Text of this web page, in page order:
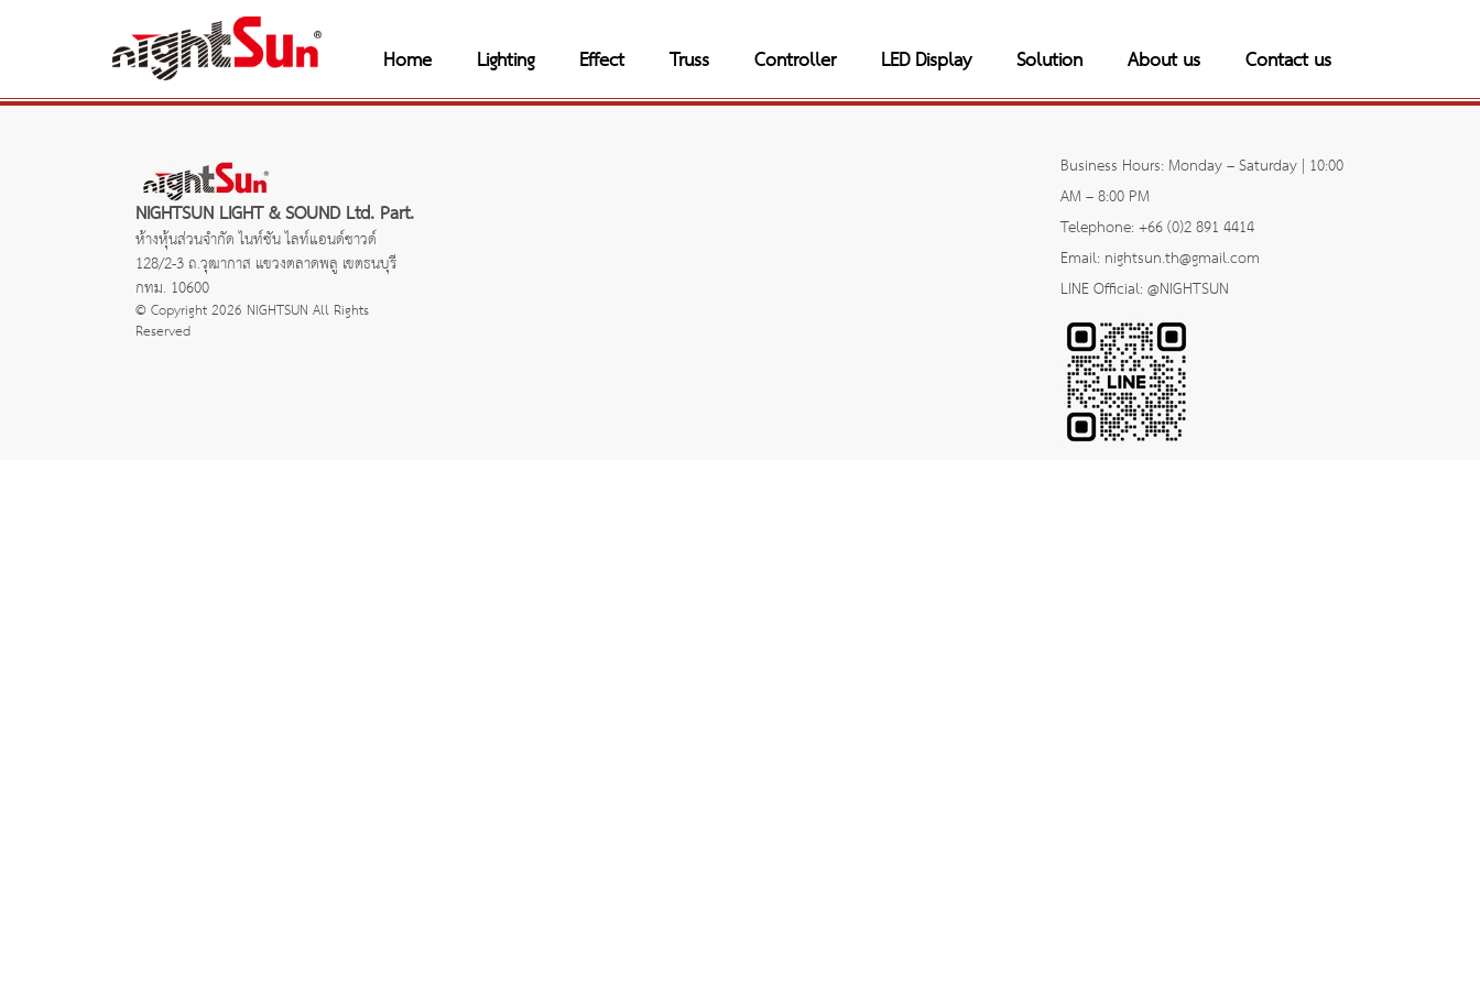
Home Lighting Effect Truss Controller LED Display Solution About us Contact us
NIGHTSUN LIGHT & SOUND Ltd. Part.
ห้างหุ้นส่วนจำกัด ไนท์ซัน ไลท์แอนด์ซาวด์
128/2-3 ถ.วุฒากาส แขวงตลาดพลู เขตธนบุรี
กทม. 10600
© Copyright 2026 NIGHTSUN All Rights
Reserved
Business Hours: Monday – Saturday | 10:00
AM – 8:00 PM
Telephone: +66 (0)2 891 4414
Email: nightsun.th@gmail.com
LINE Official: @NIGHTSUN